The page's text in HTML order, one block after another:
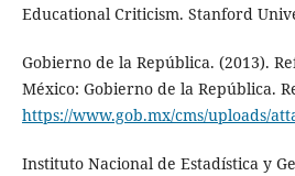
Educational Criticism. Stanford
Gobierno de la República. (2013).
México: Gobierno de la República.
https://www.gob.mx/cms/uploads/
Instituto Nacional de Estadística y